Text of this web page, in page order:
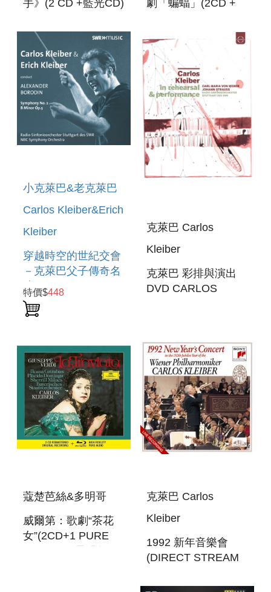
手》(2 CD +藍光CD)
FREISCHUTZ (2
CD+BLU-RAY
AUDIO)
劇「蝙蝠」(2CD +
FLIEDERMAUS
(2CD + BLU-RAY
AUDIO)
小克萊巴&老克萊巴
Carlos Kleiber&Erich
Kleiber
穿越時空的世紀交會
－克萊巴父子傳奇名
演
特價$448
克萊巴 Carlos
Kleiber
克萊巴 彩排與演出
DVD CARLOS
蔻楚芭絲&多明哥
威爾第：歌劇“茶花
女”(2CD+1 PURE
克萊巴 Carlos
Kleiber
1992 新年音樂會
(DIRECT STREAM
YEAR`S CONCERT